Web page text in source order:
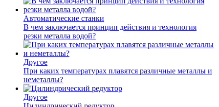
Автоматические станки
В чем заключается принцип действия и технология
резки металла водой?
Другое
При каких температурах плавятся различные металлы и
неметаллы?
Другое